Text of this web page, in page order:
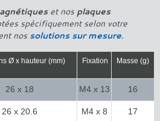
et nos plaques
spécifiquement selon votre
nossolutions sur mesure.
Ø x hauteur (mm) Fixation Masse (g)
26 x 18 M4 x 13 16
26 x 20.6 M4 x 8 17